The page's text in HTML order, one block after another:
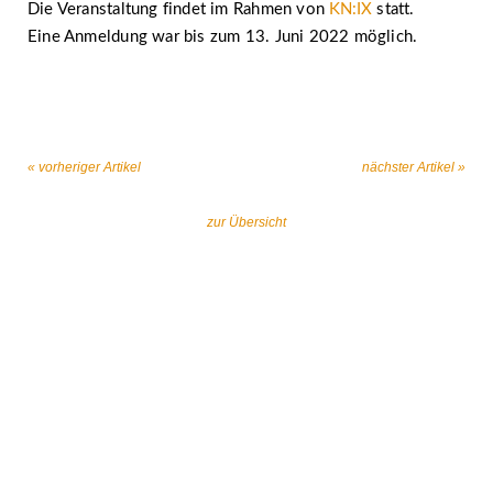
Die Veranstaltung findet im Rahmen von KN:IX statt.
Eine Anmeldung war bis zum 13. Juni 2022 möglich.
« vorheriger Artikel
zur Übersicht
nächster Artikel »